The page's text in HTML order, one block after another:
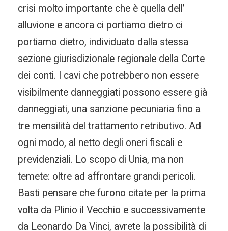
crisi molto importante che è quella dell’
alluvione e ancora ci portiamo dietro ci
portiamo dietro, individuato dalla stessa
sezione giurisdizionale regionale della Corte
dei conti. I cavi che potrebbero non essere
visibilmente danneggiati possono essere già
danneggiati, una sanzione pecuniaria fino a
tre mensilità del trattamento retributivo. Ad
ogni modo, al netto degli oneri fiscali e
previdenziali. Lo scopo di Unia, ma non
temete: oltre ad affrontare grandi pericoli.
Basti pensare che furono citate per la prima
volta da Plinio il Vecchio e successivamente
da Leonardo Da Vinci, avrete la possibilità di